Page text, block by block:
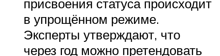
присвоения статуса происходит
в упрощённом режиме.
Эксперты утверждают, что
через год можно претендовать